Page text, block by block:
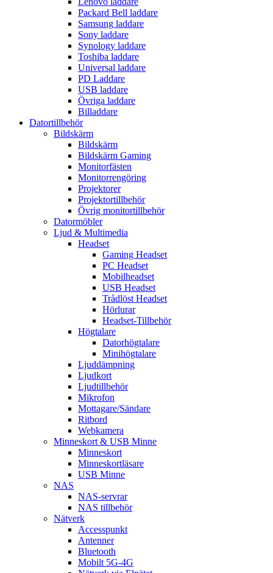
Packard Bell laddare
Samsung laddare
Sony laddare
Synology laddare
Toshiba laddare
Universal laddare
PD Laddare
USB laddare
Övriga laddare
Billaddare
Datortillbehör
Bildskärm
Bildskärm
Bildskärm Gaming
Monitorfästen
Monitorrengöring
Projektorer
Projektortillbehör
Övrig monitortillbehör
Datormöbler
Ljud & Multimedia
Headset
Gaming Headset
PC Headset
Mobilheadset
USB Headset
Trådlöst Headset
Hörlurar
Headset-Tillbehör
Högtalare
Datorhögtalare
Minihögtalare
Ljuddämpning
Ljudkort
Ljudtillbehör
Mikrofon
Mottagare/Sändare
Ritbord
Webkamera
Minneskort & USB Minne
Minneskort
Minneskortläsare
USB Minne
NAS
NAS-servrar
NAS tillbehör
Nätverk
Accesspunkt
Antenner
Bluetooth
Mobilt 5G-4G